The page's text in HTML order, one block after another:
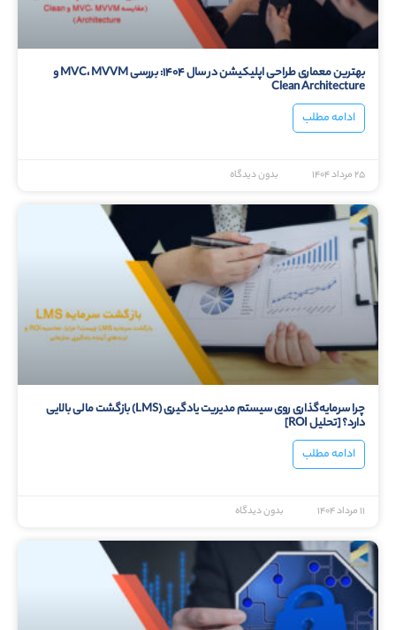
بهترین معماری طراحی اپلیکیشن در سال ۱۴۰۴: بررسی MVC، MVVM و
Clean Architecture
ادامه مطلب
۲۵ مرداد ۱۴۰۴ بدون دیدگاه
چرا سرمایه‌گذاری روی سیستم مدیریت یادگیری (LMS) بازگشت مالی بالایی
دارد؟ [تحلیل ROI]
ادامه مطلب
۱۱ مرداد ۱۴۰۴ بدون دیدگاه